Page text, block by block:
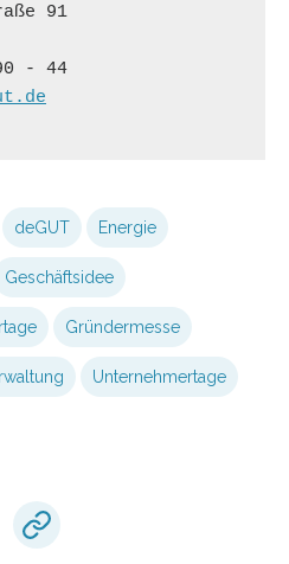
91
- 44
deGUT Energie
Geschäftsidee
Gründermesse
Unternehmertage